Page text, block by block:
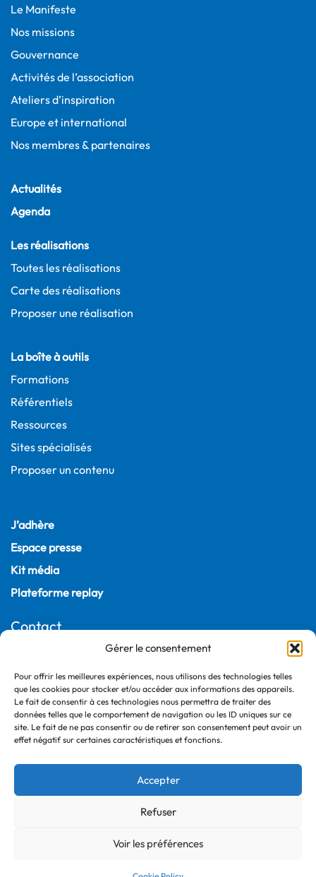
Gérer le consentement
Pour offrir les meilleures expériences, nous utilisons des technologies telles
que les cookies pour stocker et/ou accéder aux informations des appareils.
Le fait de consentir à ces technologies nous permettra de traiter des
données telles que le comportement de navigation ou les ID uniques sur ce
site. Le fait de ne pas consentir ou de retirer son consentement peut avoir un
effet négatif sur certaines caractéristiques et fonctions.
Accepter
Refuser
Voir les préférences
Le Manifeste
Nos missions
Gouvernance
Activités de l’association
Ateliers d’inspiration
Europe et international
Nos membres & partenaires
Actualités
Agenda
Les réalisations
Toutes les réalisations
Carte des réalisations
Proposer une réalisation
La boîte à outils
Formations
Référentiels
Ressources
Sites spécialisés
Proposer un contenu
J’adhère
Espace presse
Kit média
Plateforme replay
Contact
75009 Paris – France
+33 (0)1 55 04 05 03
©2026 France Ville Durable
Politique de confidentialité